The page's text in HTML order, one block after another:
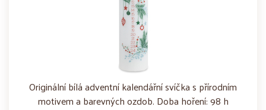
Originální bílá adventní kalendářní svíčka s přírodním
motivem a barevných ozdob. Doba hoření: 98 h